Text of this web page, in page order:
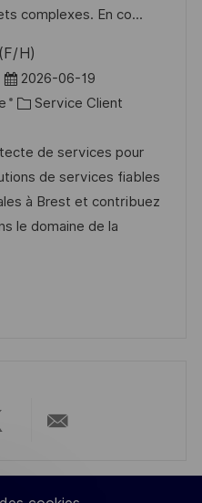
a
f
i
c
a
g
e
o
e
complexes. En co...
H)
D
a
e
d
’
a
2026-06-19
C
t
é
g
o
Service Client
de services pour
de services fiables
à Brest et contribuez
le domaine de la
par